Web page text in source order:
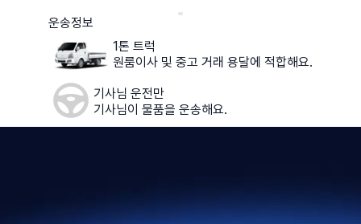
운송정보
1톤 트럭
원룸이사 및 중고 거래 용달에 적합해요.
기사님 운전만
기사님이 물품을 운송해요.